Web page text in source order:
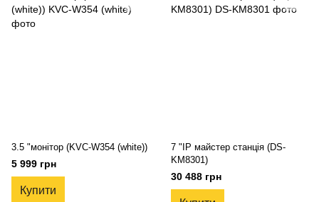
3.5 "монітор (KVC-W354 (white))
5 999 грн
Купити
7 "IP майстер станція (DS-
KM8301)
30 488 грн